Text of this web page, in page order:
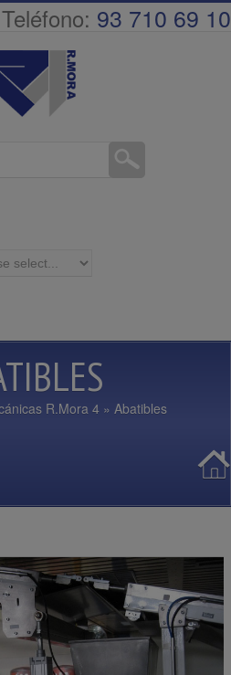
Teléfono: 93 710 69 10
R.Mora 4» Abatibles